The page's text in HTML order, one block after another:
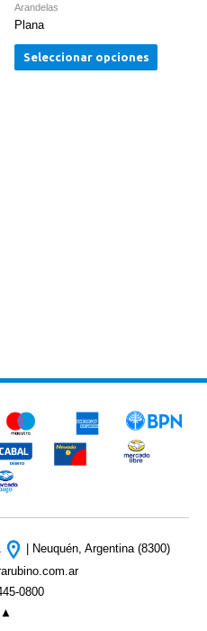
Arandelas
Plana
Seleccionar opciones
| Neuquén, Argentina (8300)
0800
▲